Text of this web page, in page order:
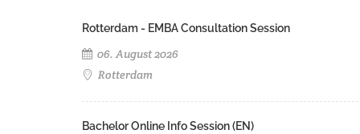
Rotterdam - EMBA Consultation Session
06. August 2026
Rotterdam
Bachelor Online Info Session (EN)